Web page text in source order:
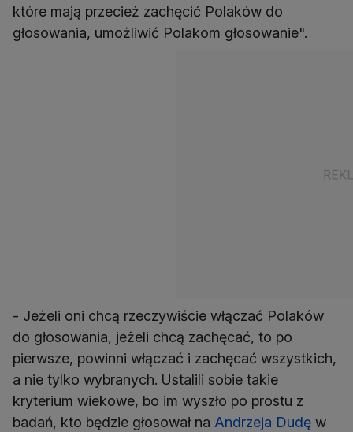
które mają przecież zachęcić Polaków do
głosowania, umożliwić Polakom głosowanie".
- Jeżeli oni chcą rzeczywiście włączać Polaków
do głosowania, jeżeli chcą zachęcać, to po
pierwsze, powinni włączać i zachęcać wszystkich,
a nie tylko wybranych. Ustalili sobie takie
kryterium wiekowe, bo im wyszło po prostu z
badań, kto będzie głosował na Andrzeja Dudę w